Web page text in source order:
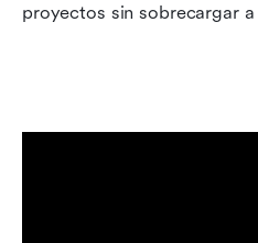
proyectos sin sobrecargar